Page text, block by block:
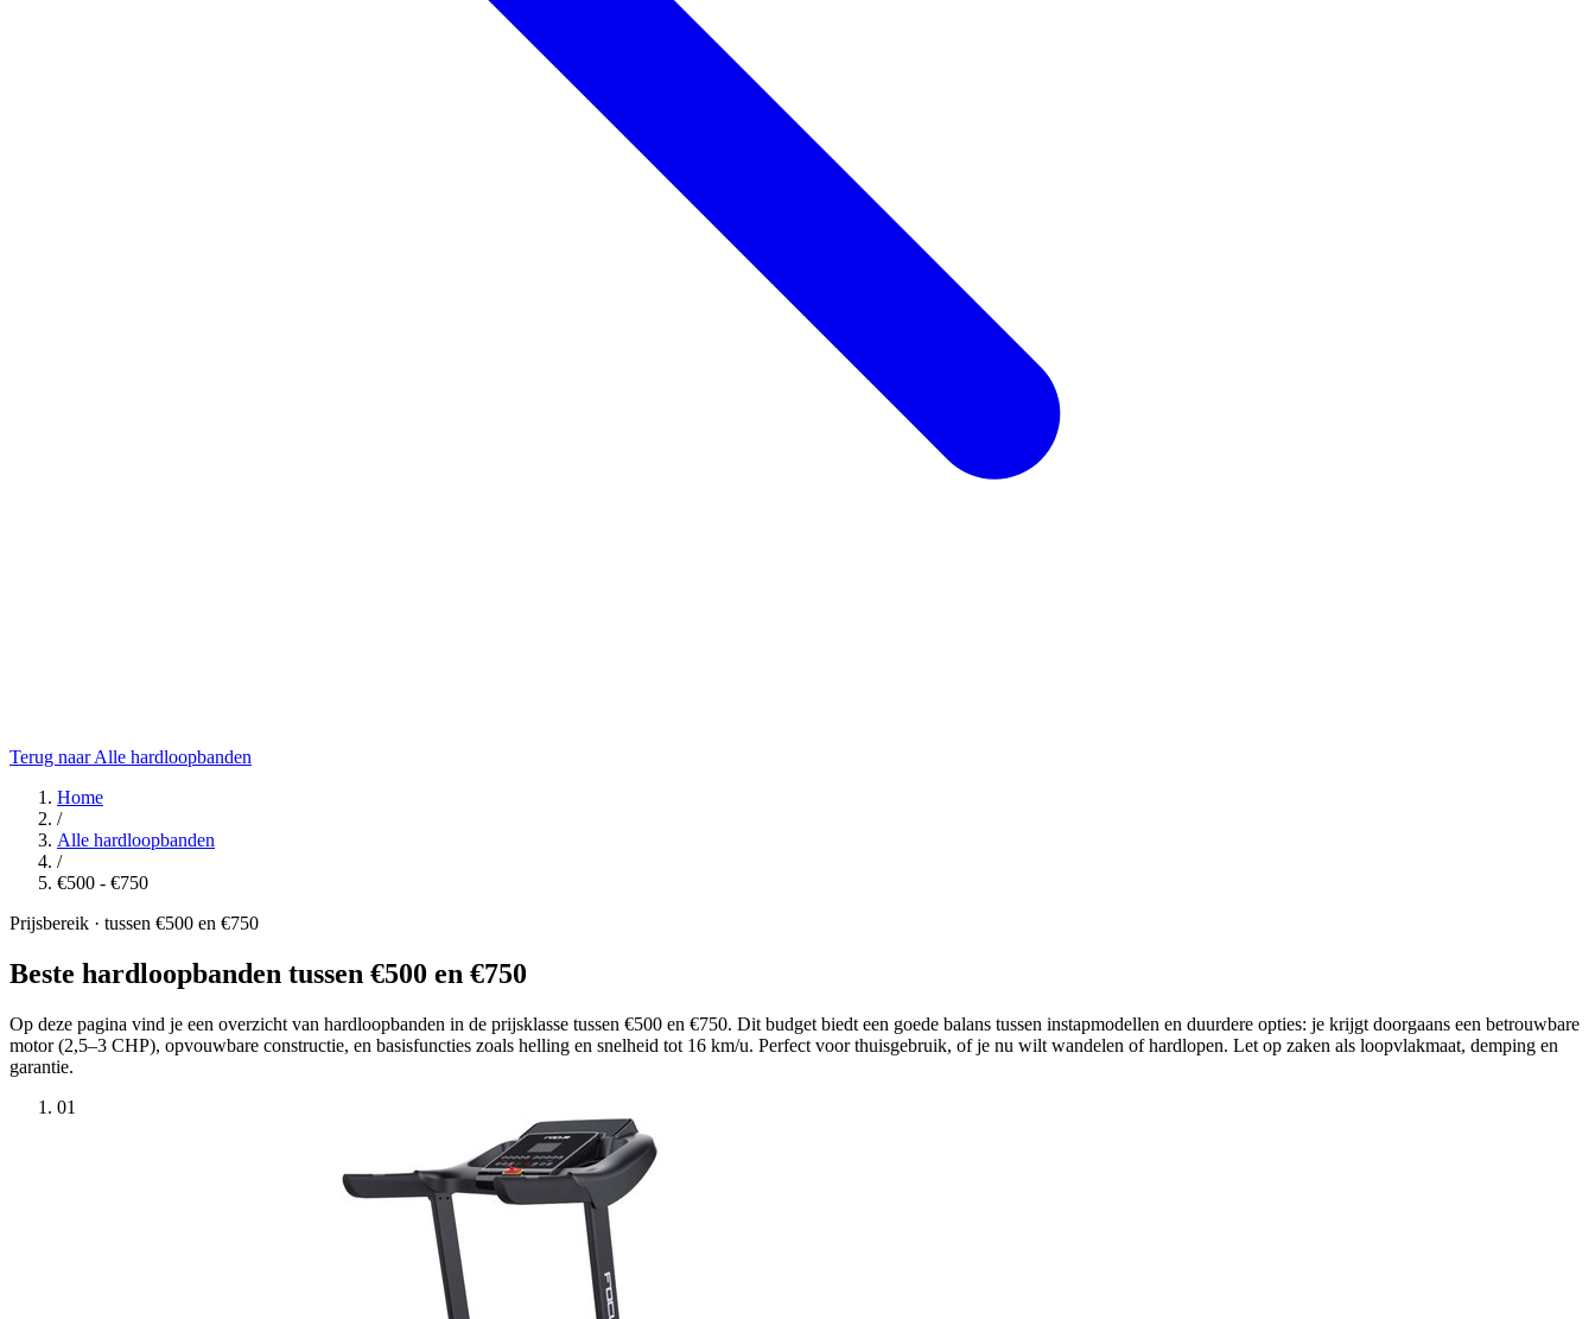
Terug naar Alle hardloopbanden
Home
/
Alle hardloopbanden
/
€500 - €750
Prijsbereik · tussen €500 en €750
Beste hardloopbanden tussen €500 en €750
Op deze pagina vind je een overzicht van hardloopbanden in de prijsklasse tussen €500 en €750. Dit budget biedt een goede balans tussen instapmodellen en duurdere opties: je krijgt doorgaans een betrouwbare
motor (2,5–3 CHP), opvouwbare constructie, en basisfuncties zoals helling en snelheid tot 16 km/u. Perfect voor thuisgebruik, of je nu wilt wandelen of hardlopen. Let op zaken als loopvlakmaat, demping en
garantie.
01